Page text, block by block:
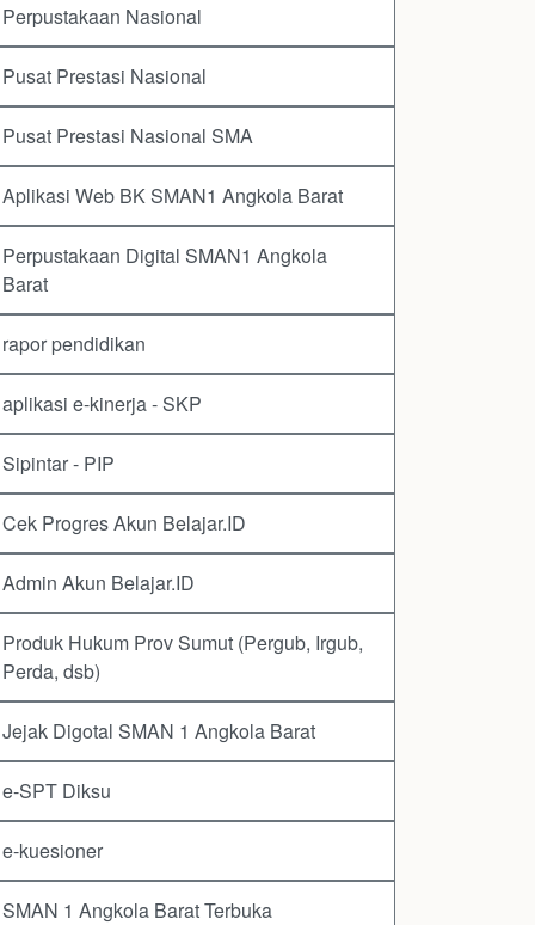
Perpustakaan Nasional
Pusat Prestasi Nasional
Pusat Prestasi Nasional SMA
Aplikasi Web BK SMAN1 Angkola Barat
Perpustakaan Digital SMAN1 Angkola
Barat
rapor pendidikan
aplikasi e-kinerja - SKP
Sipintar - PIP
Cek Progres Akun Belajar.ID
Admin Akun Belajar.ID
Produk Hukum Prov Sumut (Pergub, Irgub,
Perda, dsb)
Jejak Digotal SMAN 1 Angkola Barat
e-SPT Diksu
e-kuesioner
SMAN 1 Angkola Barat Terbuka